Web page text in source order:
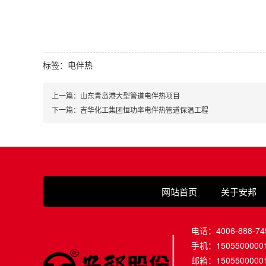
标签： 电伴热
上一篇：山东青岛港大型管道电伴热项目
下一篇：吉华化工集团恒功率电伴热管道保温工程
网站首页 关于安邦
电话：4006-888-
手机：
邮箱：